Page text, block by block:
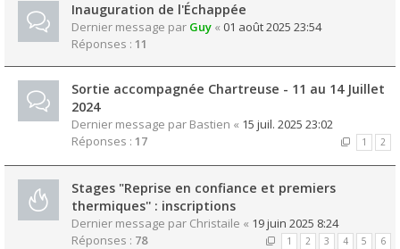
Inauguration de l'Échappée
Dernier message par Guy « 01 août 2025 23:54
Réponses : 11
Sortie accompagnée Chartreuse - 11 au 14 Juillet
2024
Dernier message par Bastien « 15 juil. 2025 23:02
Réponses : 17 1 2
Stages "Reprise en confiance et premiers
thermiques'' : inscriptions
Dernier message par Christaile « 19 juin 2025 8:24
Réponses : 78 1 2 3 4 5 6